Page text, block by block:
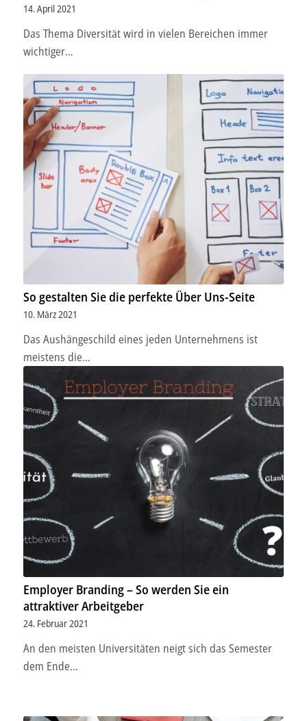
14. April 2021
Das Thema Diversität wird in vielen Bereichen immer
wichtiger…
So gestalten Sie die perfekte Über Uns-Seite
10. März 2021
Das Aushängeschild eines jeden Unternehmens ist
meistens die…
Employer Branding – So werden Sie ein
attraktiver Arbeitgeber
24. Februar 2021
An den meisten Universitäten neigt sich das Semester
dem Ende…